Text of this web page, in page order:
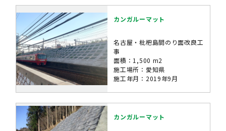
カンガルーマット
名古屋・枇杷島間のり面改良工
事
面積：1,500 m2
施工場所：愛知県
施工年月：2019年9月
カンガルーマット